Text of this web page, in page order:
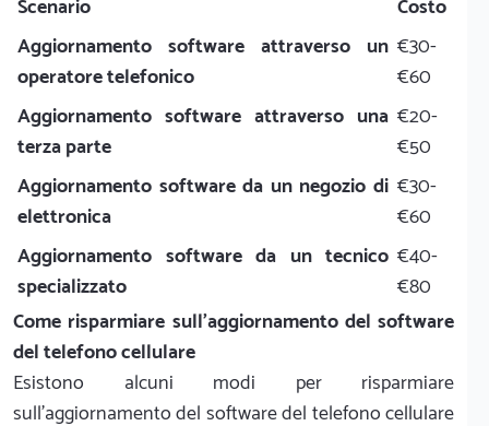
Scenario
Costo
Aggiornamento software attraverso un
operatore telefonico
€30-
€60
Aggiornamento software attraverso una
terza parte
€20-
€50
Aggiornamento software da un negozio di
elettronica
€30-
€60
Aggiornamento software da un tecnico
specializzato
€40-
€80
Come risparmiare sull'aggiornamento del software
del telefono cellulare
Esistono alcuni modi per risparmiare
sull'aggiornamento del software del telefono cellulare